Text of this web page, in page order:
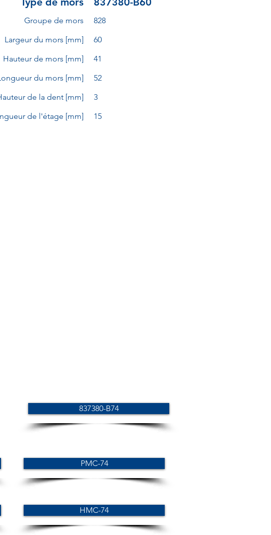
Groupe de mors
Largeur du mors [mm]
Hauteur de mors [mm]
du mors [mm]
de la dent [mm]
de l'étage [mm]
828
60
41
52
3
15
837380-B74
PMC-74
HMC-74